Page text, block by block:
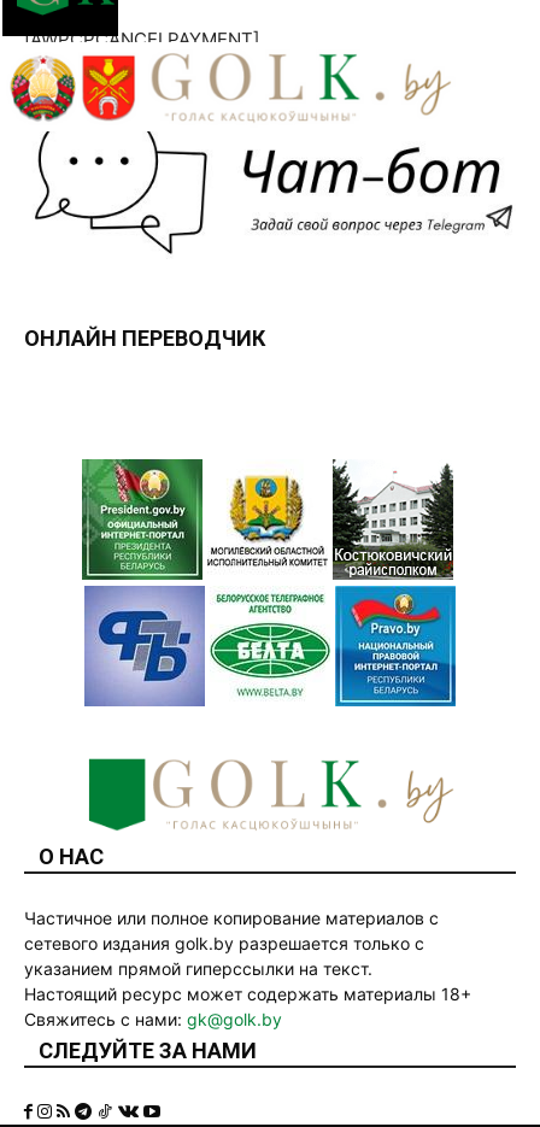
[AWPCPCANCELPAYMENT]
ОНЛАЙН ПЕРЕВОДЧИК
О НАС
Частичное или полное копирование материалов с
сетевого издания golk.by разрешается только с
указанием прямой гиперссылки на текст.
Настоящий ресурс может содержать материалы 18+
Свяжитесь с нами: gk@golk.by
СЛЕДУЙТЕ ЗА НАМИ